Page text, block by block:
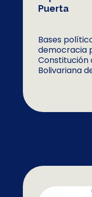
Puerta
Bases
democracia
Constitución
Bolivariana